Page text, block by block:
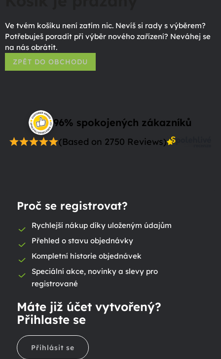
Ve tvém košíku není zatím nic. Nevíš si rady s výběrem?
Potřebuješ poradit při výběr nového zařízení? Neváhej se
na nás obrátit.
ZPĚT DO OBCHODU
96% spokojených zákazníků
(Based on 2750 Reviews)
Proč se registrovat?
Rychlejší nákup díky uloženým údajům
Přehled o stavu objednávky
Kompletní historie objednávek
Speciální akce, novinky a slevy pro
registrované
Máte již účet vytvořený?
Přihlaste se
Přihlásit se